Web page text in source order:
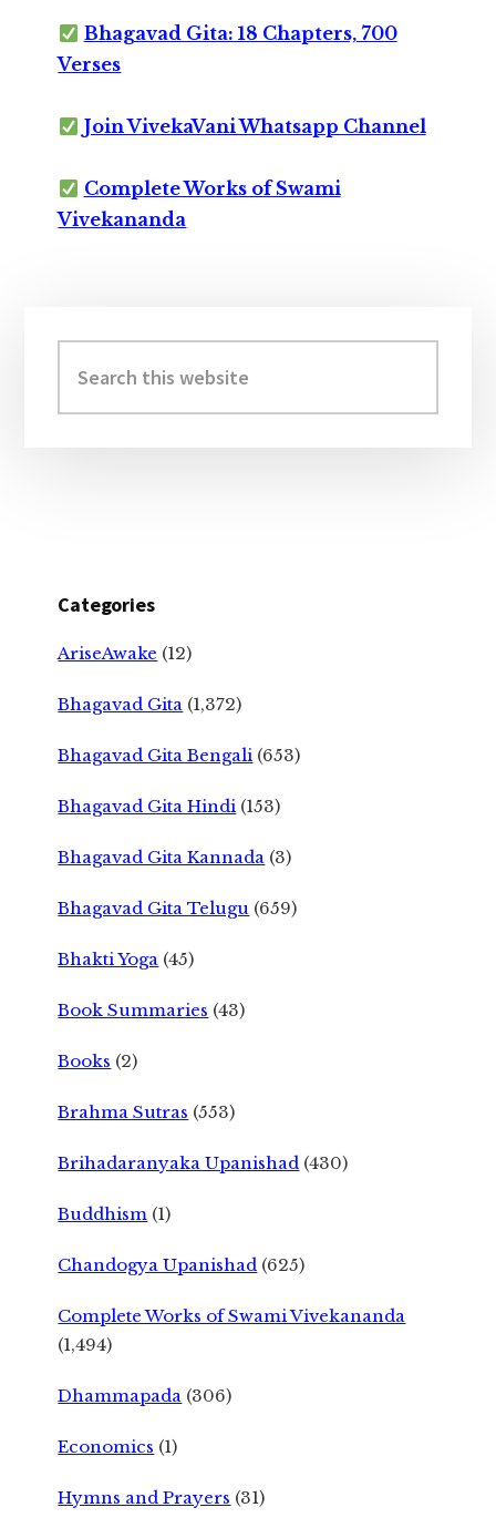
Bhagavad Gita: 18 Chapters, 700
Verses
Join VivekaVani Whatsapp Channel
Complete Works of Swami
Vivekananda
Sidebar
this
website
Categories
AriseAwake (12)
Bhagavad Gita (1,372)
Bhagavad Gita Bengali (653)
Bhagavad Gita Hindi (153)
Bhagavad Gita Kannada (3)
Bhagavad Gita Telugu (659)
Bhakti Yoga (45)
Book Summaries (43)
Books (2)
Brahma Sutras (553)
Brihadaranyaka Upanishad (430)
Buddhism (1)
Chandogya Upanishad (625)
Complete Works of Swami Vivekananda
(1,494)
Dhammapada (306)
Economics (1)
Hymns and Prayers (31)